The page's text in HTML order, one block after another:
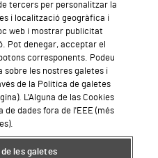
Barcelona
Vithas
Vithas
premsa
tercers per personalitzar la
i localització geogràfica i
web i mostrar publicitat
Pot denegar, acceptar el
corresponents. Podeu
sobre les nostres galetes i
de la Política de galetes
L'Alguna de las Cookies
dades fora de l'EEE (més
les galetes